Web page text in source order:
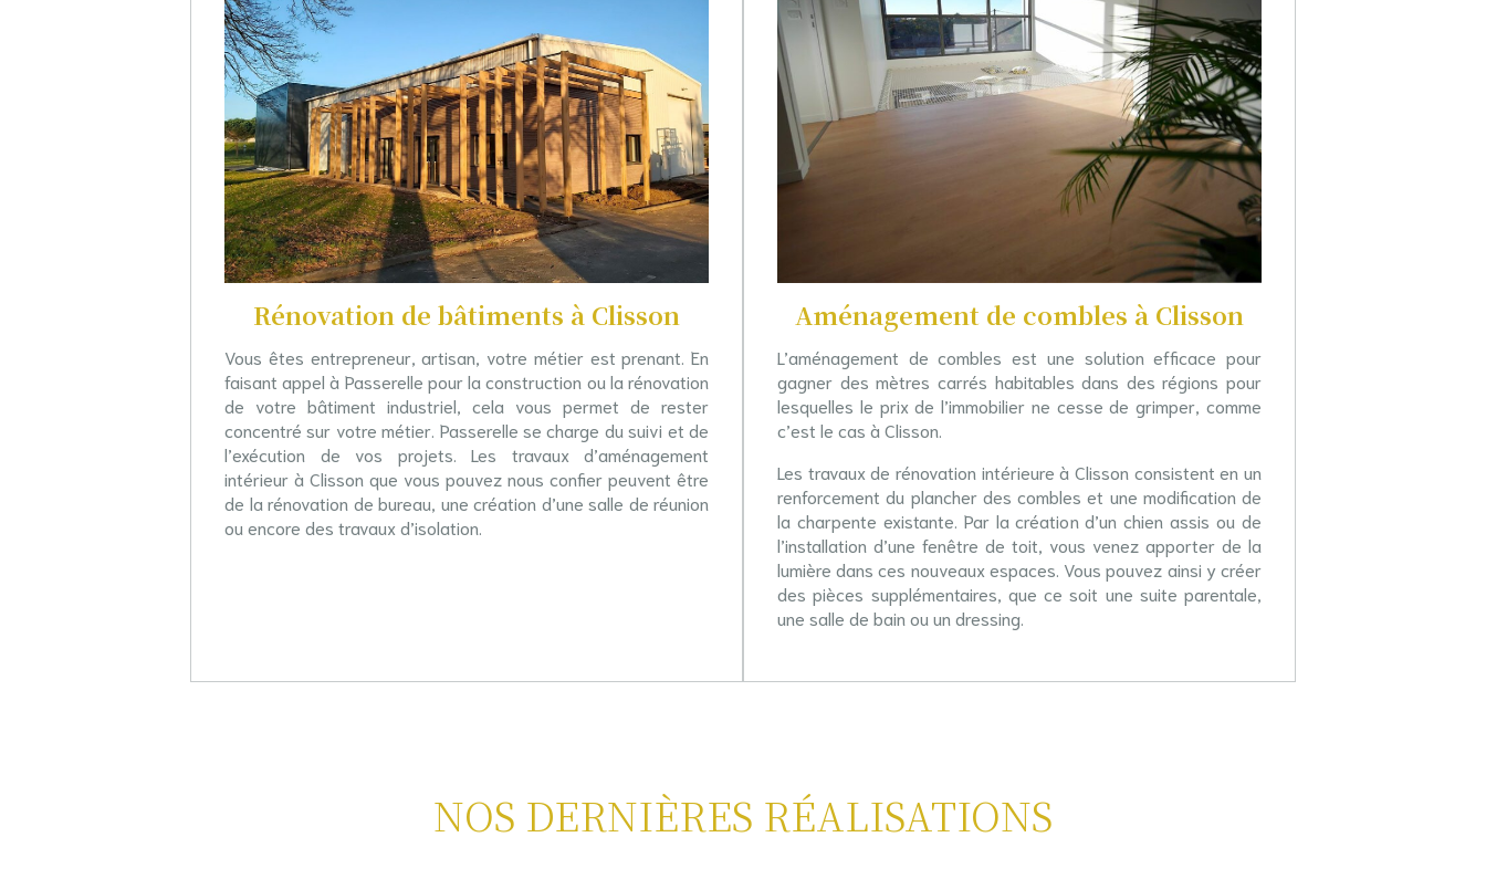
Rénovation de bâtiments à Clisson
Vous êtes entrepreneur, artisan, votre métier est prenant. En
faisant appel à Passerelle pour la construction ou la rénovation
de votre bâtiment industriel, cela vous permet de rester
concentré sur votre métier. Passerelle se charge du suivi et de
l’exécution de vos projets. Les travaux d’aménagement
intérieur à Clisson que vous pouvez nous confier peuvent être
de la rénovation de bureau, une création d’une salle de réunion
ou encore des travaux d’isolation
Aménagement de combles à Clisson
L’aménagement de combles est une solution efficace pour
gagner des mètres carrés habitables dans des régions pour
lesquelles le prix de l’immobilier ne cesse de grimper, comme
c’est le cas à Clisson.
Les travaux de rénovation intérieure à Clisson consistent en un
renforcement du plancher des combles et une modification de
la charpente existante. Par la création d’un chien assis ou de
l’installation d’une fenêtre de toit, vous venez apporter de la
lumière dans ces nouveaux espaces. Vous pouvez ainsi y créer
des pièces supplémentaires, que ce soit une suite parentale,
une salle de bain ou un dressing.
NOS DERNIÈRES RÉALISATIONS